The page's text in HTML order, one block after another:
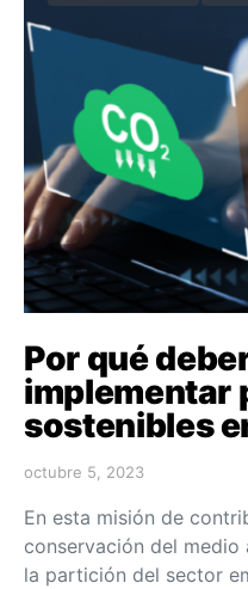
Por qué
implementar
sostenibles
octubre 5, 2023
En esta misión de
conservación del medio
la partición del sector